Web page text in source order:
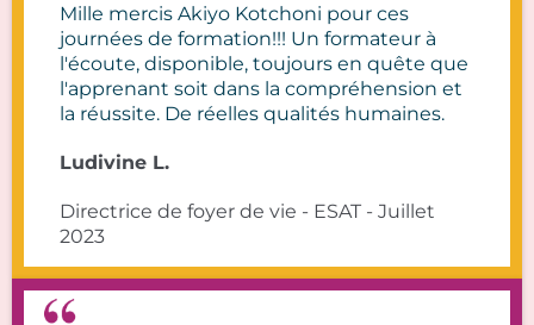
Mille mercis Akiyo Kotchoni pour ces
journées de formation!!! Un formateur à
l'écoute, disponible, toujours en quête que
l'apprenant soit dans la compréhension et
la réussite. De réelles qualités humaines.
Ludivine L.
Directrice de foyer de vie - ESAT - Juillet
2023